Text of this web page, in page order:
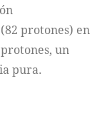
protones) en
un
pura.